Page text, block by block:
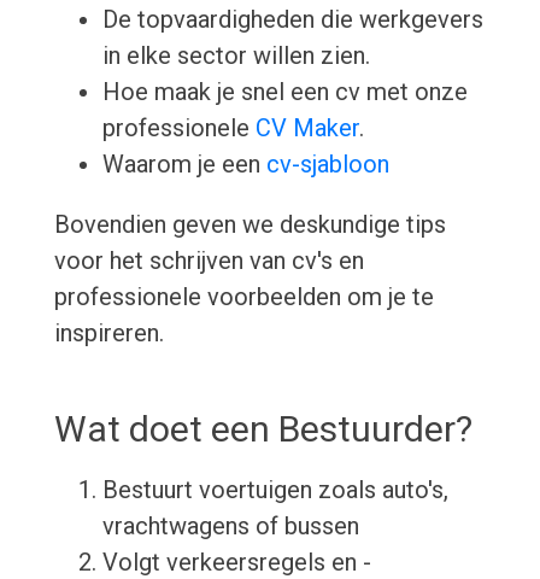
De topvaardigheden die werkgevers
in elke sector willen zien.
Hoe maak je snel een cv met onze
professionele CV Maker.
Waarom je een cv-sjabloon
Bovendien geven we deskundige tips
voor het schrijven van cv's en
professionele voorbeelden om je te
inspireren.
Wat doet een Bestuurder?
Bestuurt voertuigen zoals auto's,
vrachtwagens of bussen
Volgt verkeersregels en -